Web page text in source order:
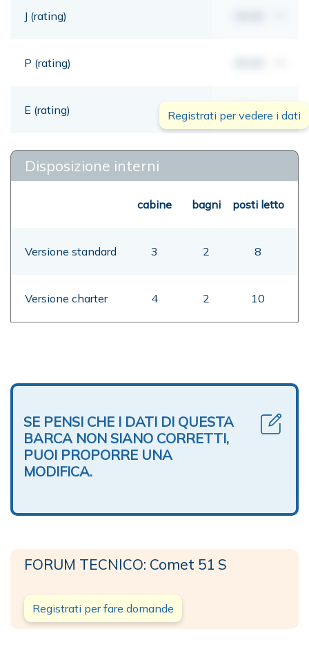
J (rating)
P (rating)
E (rating) 00,00 mt
Registrati per vedere i dati
Disposizione interni
cabine bagni posti letto
Versione standard 3 2 8
Versione charter 4 2 10
SE PENSI CHE I DATI DI QUESTA
BARCA NON SIANO CORRETTI,
PUOI PROPORRE UNA
MODIFICA.
FORUM TECNICO: Comet 51 S
Registrati per fare domande